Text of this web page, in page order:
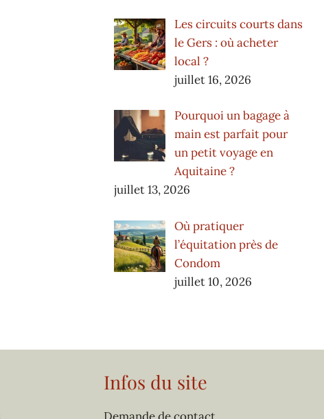
Les circuits courts dans
le Gers : où acheter
local ?
juillet 16, 2026
Pourquoi un bagage à
main est parfait pour
un petit voyage en
Aquitaine ?
juillet 13, 2026
Où pratiquer
l’équitation près de
Condom
juillet 10, 2026
Infos du site